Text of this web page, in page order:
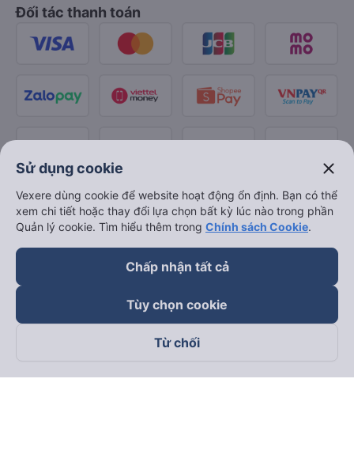
Đối tác thanh toán
Theo dõi chúng tôi trên
Sử dụng cookie close
Vexere dùng cookie để website hoạt động ổn định. Bạn có thể
xem chi tiết hoặc thay đổi lựa chọn bất kỳ lúc nào trong phần
Quản lý cookie. Tìm hiểu thêm trong Chính sách Cookie.
Chấp nhận tất cả
Tùy chọn cookie
Từ chối